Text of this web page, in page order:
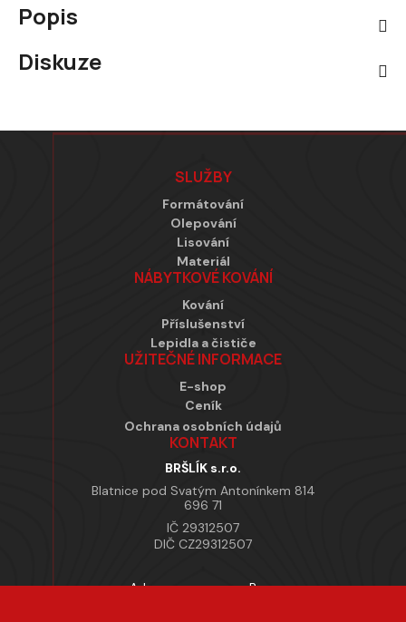
Popis
Diskuze
Zápatí
SLUŽBY
Formátování
Olepování
Lisování
Materiál
NÁBYTKOVÉ KOVÁNÍ
Kování
Příslušenství
Lepidla a čističe
UŽITEČNÉ INFORMACE
E-shop
Ceník
Ochrana osobních údajů
KONTAKT
BRŠLÍK s.r.o.
Blatnice pod Svatým Antonínkem 814
696 71
IČ 29312507
DIČ CZ29312507
Adresa provozovny Brno